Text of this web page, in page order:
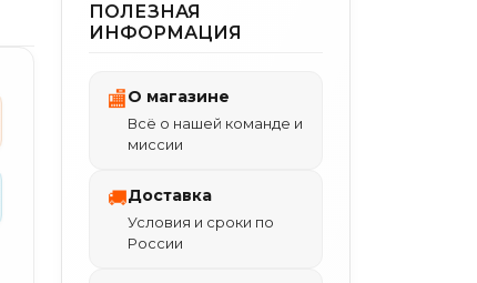
ПОЛЕЗНАЯ
ИНФОРМАЦИЯ
🏬О магазине
Всё о нашей команде и
миссии
🚚Доставка
Условия и сроки по
России